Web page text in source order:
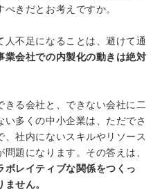
きだとお考えですか。
人不足になることは、避けて通
業会社での内製化の動きは絶対
る会社と、できない会社に二
多くの中小企業は、ただでさ
社内にないスキルやリソース
題になります。その答えは、
レイティブな関係をつくっ
せん。